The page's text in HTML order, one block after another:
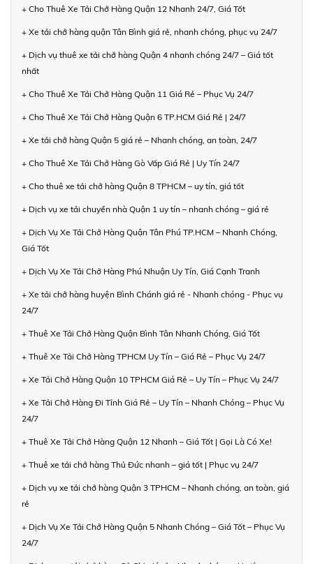
+ Cho Thuê Xe Tải Chở Hàng Quận 12 Nhanh 24/7, Giá Tốt
+ Xe tải chở hàng quận Tân Bình giá rẻ, nhanh chóng, phục vụ 24/7
+ Dịch vụ thuê xe tải chở hàng Quận 4 nhanh chóng 24/7 – Giá tốt
nhất
+ Cho Thuê Xe Tải Chở Hàng Quận 11 Giá Rẻ – Phục Vụ 24/7
+ Cho Thuê Xe Tải Chở Hàng Quận 6 TP.HCM Giá Rẻ | 24/7
+ Xe tải chở hàng Quận 5 giá rẻ – Nhanh chóng, an toàn, 24/7
+ Cho Thuê Xe Tải Chở Hàng Gò Vấp Giá Rẻ | Uy Tín 24/7
+ Cho thuê xe tải chở hàng Quận 8 TPHCM – uy tín, giá tốt
+ Dịch vụ xe tải chuyển nhà Quận 1 uy tín – nhanh chóng – giá rẻ
+ Dịch Vụ Xe Tải Chở Hàng Quận Tân Phú TP.HCM – Nhanh Chóng,
Giá Tốt
+ Dịch Vụ Xe Tải Chở Hàng Phú Nhuận Uy Tín, Giá Cạnh Tranh
+ Xe tải chở hàng huyện Bình Chánh giá rẻ - Nhanh chóng - Phục vụ
24/7
+ Thuê Xe Tải Chở Hàng Quận Bình Tân Nhanh Chóng, Giá Tốt
+ Thuê Xe Tải Chở Hàng TPHCM Uy Tín – Giá Rẻ – Phục Vụ 24/7
+ Xe Tải Chở Hàng Quận 10 TPHCM Giá Rẻ – Uy Tín – Phục Vụ 24/7
+ Xe Tải Chở Hàng Đi Tỉnh Giá Rẻ – Uy Tín – Nhanh Chóng – Phục Vụ
24/7
+ Thuê Xe Tải Chở Hàng Quận 12 Nhanh – Giá Tốt | Gọi Là Có Xe!
+ Thuê xe tải chở hàng Thủ Đức nhanh – giá tốt | Phục vụ 24/7
+ Dịch vụ xe tải chở hàng Quận 3 TPHCM – Nhanh chóng, an toàn, giá
rẻ
+ Dịch Vụ Xe Tải Chở Hàng Quận 5 Nhanh Chóng – Giá Tốt – Phục Vụ
24/7